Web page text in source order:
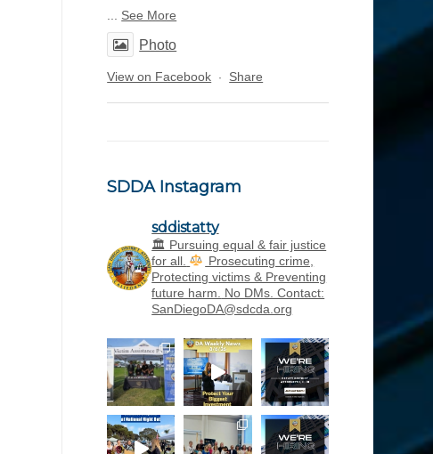
See More
Photo
View on Facebook · Share
SDDA Instagram
sddistatty
‪🏛 Pursuing equal & fair justice
for all.
Prosecuting crime,
Protecting victims & Preventing
future harm.
No DMs. Contact:
SanDiegoDA@sdcda.org